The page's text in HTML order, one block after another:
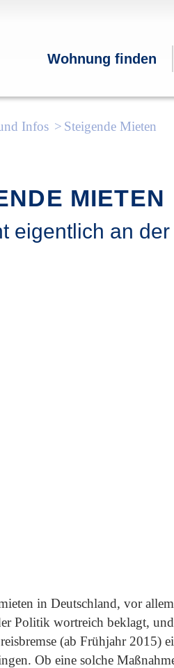
Wohnung finden
Infos Steigende Mieten
MIETEN
eigentlich an
in Deutschland, vor
Politik wortreich beklagt,
(ab Frühjahr 2015)
Ob eine solche